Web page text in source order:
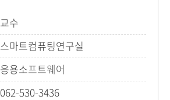
교수
스마트컴퓨팅연구실
응용소프트웨어
062-530-3436